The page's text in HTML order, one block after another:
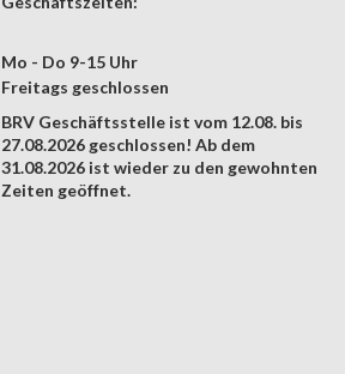
Mo - Do 9-15 Uhr
Freitags geschlossen
BRV Geschäftsstelle ist vom 12.08. bis
27.08.2026 geschlossen! Ab dem
31.08.2026 ist wieder zu den gewohnten
Zeiten geöffnet.